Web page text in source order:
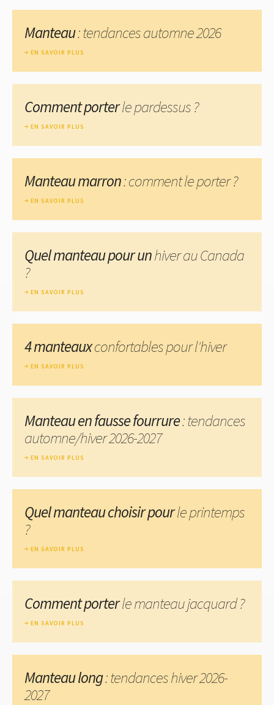
Manteau: tendances automne 2026
EN SAVOIR PLUS
Comment porterle pardessus ?
EN SAVOIR PLUS
Manteau marron: comment le porter ?
EN SAVOIR PLUS
Quel manteau pour unhiver au Canada
?
EN SAVOIR PLUS
4 manteauxconfortables pour l'hiver
EN SAVOIR PLUS
Manteau en fausse fourrure: tendances
automne/hiver 2026-2027
EN SAVOIR PLUS
Quel manteau choisir pourle printemps
?
EN SAVOIR PLUS
Comment porterle manteau jacquard ?
EN SAVOIR PLUS
Manteau long: tendances hiver 2026-
2027